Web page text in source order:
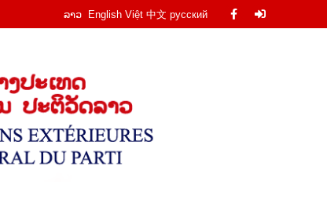
ລາວ English Việt 中文 русский
Facebook
​ຮູບ​ພາບ ​ ລິ້ງ​ເວັບ​ໄຊ ​ຕິດ​ຕໍ່​ເຮົາ Search: